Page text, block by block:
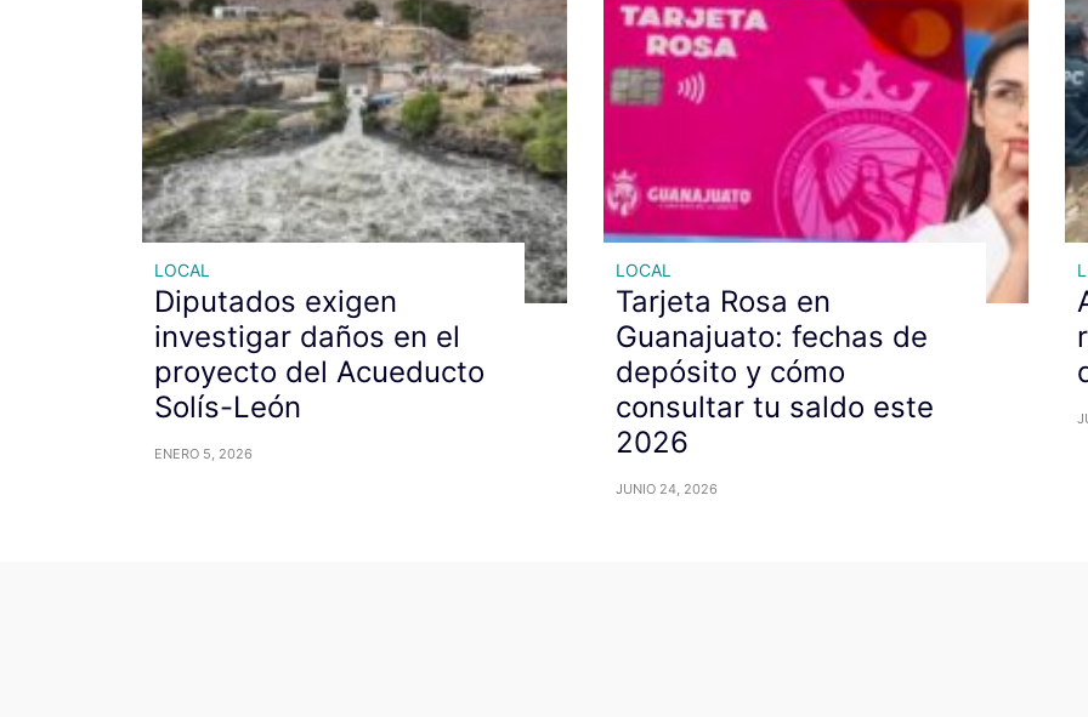
LOCAL
Diputados exigen
investigar daños en el
proyecto del Acueducto
Solís-León
ENERO 5, 2026
LOCAL
Tarjeta Rosa en
Guanajuato: fechas de
depósito y cómo
consultar tu saldo este
2026
JUNIO 24, 2026